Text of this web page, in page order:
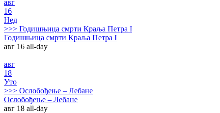
авг
16
Нед
>>> Годишњица смрти Краља Петра I
Годишњица смрти Краља Петра I
авг 16 all-day
авг
18
Уто
>>> Ослобођење – Лебане
Ослобођење – Лебане
авг 18 all-day